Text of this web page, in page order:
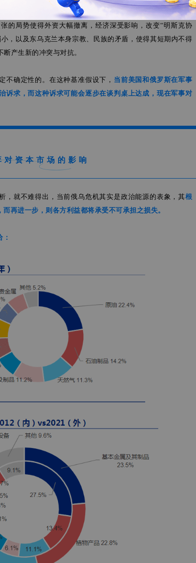
的能源制裁。
的局势使得外资大幅撤离，经济深受影响，改变“明斯克协
，以及东乌克兰本身宗教、民族的矛盾，使得其短期内不得
产生新的冲突与对抗。
不确定性的。在这种基准假设下， 当前美国和俄罗斯在军事
诉求，而这种诉求可能会逐步在谈判桌上达成，现在军事对
对资本市场的影响
，就不难得出，当前俄乌危机其实是政治能源的表象，其根
再进一步，则各方利益都将承受不可承担之损失。